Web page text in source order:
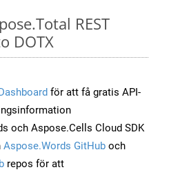
REST
DOTX
för att få gratis API-
och Aspose.Cells Cloud SDK
Aspose.Words GitHub och
repos för att